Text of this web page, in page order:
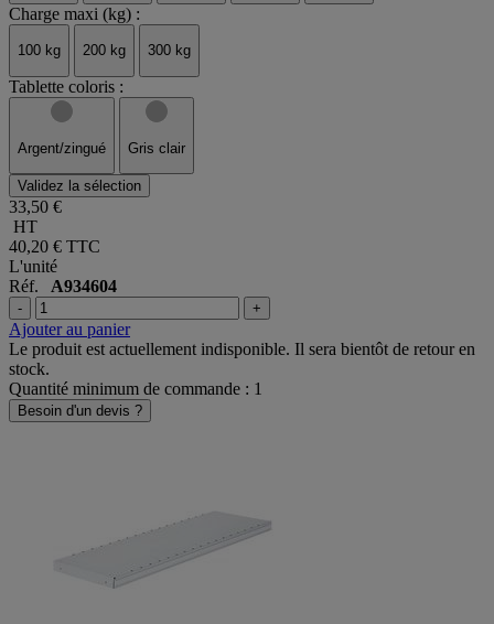
Charge maxi (kg) :
100 kg 200 kg 300 kg
Tablette coloris :
Argent/zingué Gris clair
Validez la sélection
33,50 €
HT
40,20 € TTC
L'unité
Réf. A934604
- +
Ajouter au panier
Le produit est actuellement indisponible. Il sera bientôt de retour en
stock.
Quantité minimum de commande : 1
Besoin d'un devis ?